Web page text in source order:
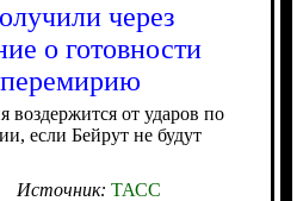
через
о готовности
воздержится от ударов по
если Бейрут не будут
Источник: ТАСС